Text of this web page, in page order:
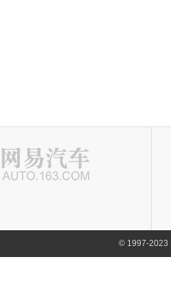
©1997-2023